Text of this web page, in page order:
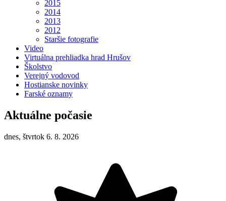
2015
2014
2013
2012
Staršie fotografie
Video
Virtuálna prehliadka hrad Hrušov
Školstvo
Verejný vodovod
Hostianske novinky
Farské oznamy
Aktuálne počasie
dnes, štvrtok 6. 8. 2026